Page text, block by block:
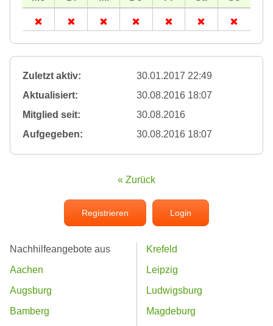
Zuletzt aktiv:
30.01.2017 22:49
Aktualisiert:
30.08.2016 18:07
Mitglied seit:
30.08.2016
Aufgegeben:
30.08.2016 18:07
« Zurück
Registrieren Login
Nachhilfeangebote aus
Aachen
Augsburg
Bamberg
Krefeld
Leipzig
Ludwigsburg
Magdeburg